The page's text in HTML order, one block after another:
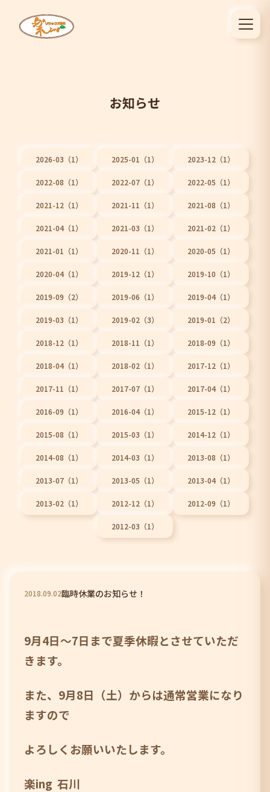
お知らせ
2026-03（1） 2025-01（1） 2023-12（1）
2022-08（1） 2022-07（1） 2022-05（1）
2021-12（1） 2021-11（1） 2021-08（1）
2021-04（1） 2021-03（1） 2021-02（1）
2021-01（1） 2020-11（1） 2020-05（1）
2020-04（1） 2019-12（1） 2019-10（1）
2019-09（2） 2019-06（1） 2019-04（1）
2019-03（1） 2019-02（3） 2019-01（2）
2018-12（1） 2018-11（1） 2018-09（1）
2018-04（1） 2018-02（1） 2017-12（1）
2017-11（1） 2017-07（1） 2017-04（1）
2016-09（1） 2016-04（1） 2015-12（1）
2015-08（1） 2015-03（1） 2014-12（1）
2014-08（1） 2014-03（1） 2013-08（1）
2013-07（1） 2013-05（1） 2013-04（1）
2013-02（1） 2012-12（1） 2012-09（1）
2012-03（1）
2018.09.02臨時休業のお知らせ！
9月4日～7日まで夏季休暇とさせていただ
きます。
また、9月8日（土）からは通常営業になり
ますので
よろしくお願いいたします。
楽ing 石川